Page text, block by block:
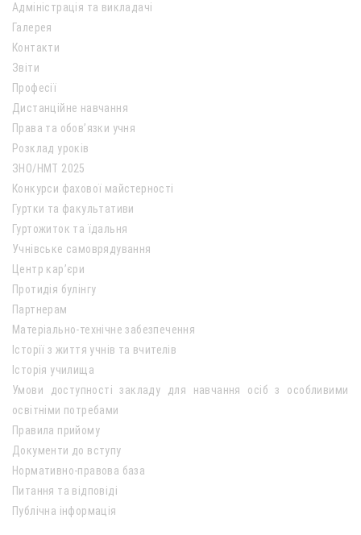
Адміністрація та викладачі
Галерея
Контакти
Звіти
Професії
Дистанційне навчання
Права та обов’язки учня
Розклад уроків
ЗНО/НМТ 2025
Конкурси фахової майстерності
Гуртки та факультативи
Гуртожиток та їдальня
Учнівське самоврядування
Центр кар’єри
Протидія булінгу
Партнерам
Матеріально-технічне забезпечення
Історії з життя учнів та вчителів
Історія училища
Умови доступності закладу для навчання осіб з особливими
освітніми потребами
Правила прийому
Документи до вступу
Нормативно-правова база
Питання та відповіді
Публічна інформація